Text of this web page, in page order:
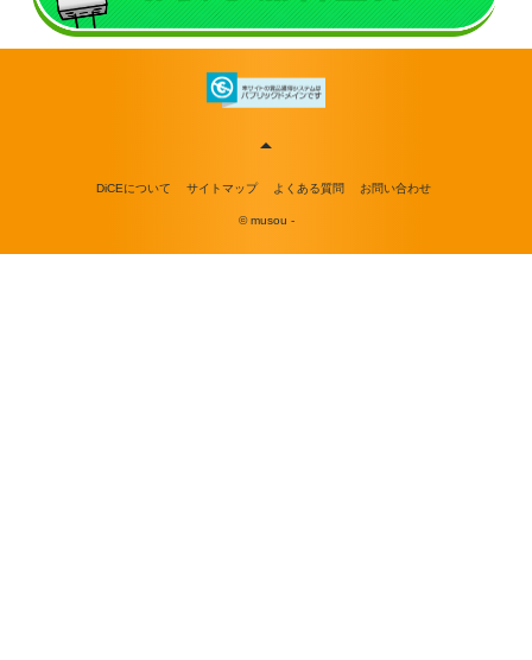
DiCEについて サイトマップ よくある質問 お問い合わせ
© musou -